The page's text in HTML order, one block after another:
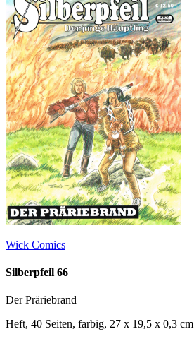
Wick Comics
Silberpfeil 66
Der Präriebrand
Heft, 40 Seiten, farbig, 27 x 19,5 x 0,3 cm